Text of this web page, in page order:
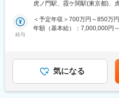
本ポジションでは、開発現場に
に前へ進めるミドルPMとして
親会社 メディカルシステムネ
ェーンを運営しており、利用
■事業概要
「すべての人が健康を自ら選
者と薬局のコミュニケーショ
虎ノ門駅、霞ケ関駅(東京都)、
給与
＜予定年収＞700万円～850万
年額（基本給）：7,000,000円
あります。月給(月額)は固定手
気になる